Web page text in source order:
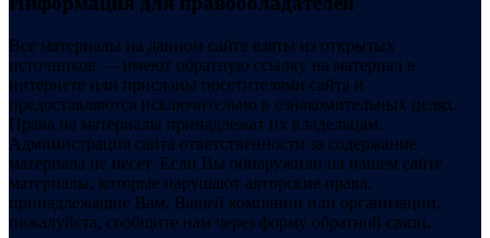
Все материалы на данном сайте взяты из открытых
источников — имеют обратную ссылку на материал в
интернете или присланы посетителями сайта и
предоставляются исключительно в ознакомительных целях.
Права на материалы принадлежат их владельцам.
Администрация сайта ответственности за содержание
материала не несет. Если Вы обнаружили на нашем сайте
материалы, которые нарушают авторские права,
принадлежащие Вам, Вашей компании или организации,
пожалуйста, сообщите нам через форму обратной связи.